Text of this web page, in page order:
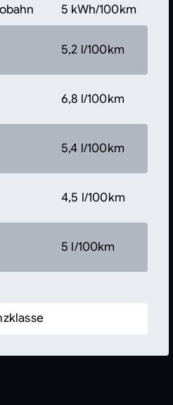
5 kWh/100km
5,2 l/100km
6,8 l/100km
5,4 l/100km
4,5 l/100km
5 l/100km